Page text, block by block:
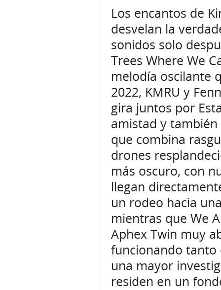
Los encantos de
desvelan la
sonidos solo
Trees Where We
melodía oscilante
2022, KMRU y
gira juntos por
amistad y
que combina
drones
más oscuro, con
llegan
un rodeo hacia
mientras que We
Aphex Twin muy
funcionando tanto
una mayor
residen en un